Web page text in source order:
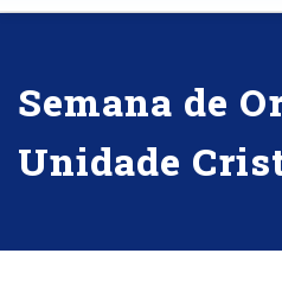
Semana de
Unidade